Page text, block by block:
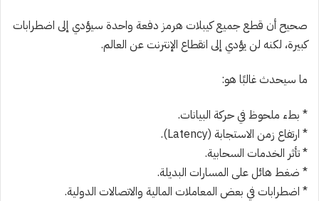
صحيح أن قطع جميع كيبلات هرمز دفعة واحدة سيؤدي إلى اضطرابات
كبيرة، لكنه لن يؤدي إلى انقطاع الإنترنت عن العالم.
ما سيحدث غالبًا هو:
* بطء ملحوظ في حركة البيانات.
* ارتفاع زمن الاستجابة (Latency).
* تأثر الخدمات السحابية.
* ضغط هائل على المسارات البديلة.
* اضطرابات في بعض المعاملات المالية والاتصالات الدولية.